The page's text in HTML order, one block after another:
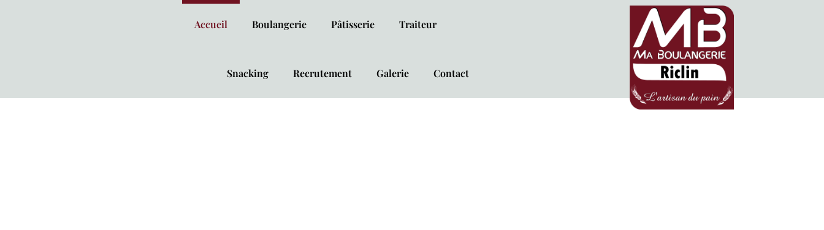
Accueil Boulangerie Pâtisserie Traiteur
Snacking Recrutement Galerie Contact